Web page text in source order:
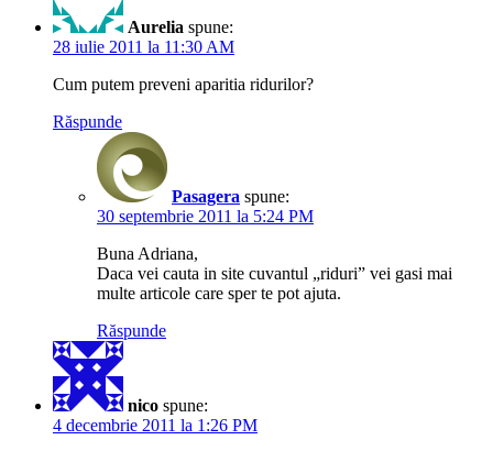
Aurelia spune:
28 iulie 2011 la 11:30 AM
Cum putem preveni aparitia ridurilor?
Răspunde
Pasagera spune:
30 septembrie 2011 la 5:24 PM
Buna Adriana,
Daca vei cauta in site cuvantul „riduri” vei gasi mai
multe articole care sper te pot ajuta.
Răspunde
nico spune:
4 decembrie 2011 la 1:26 PM